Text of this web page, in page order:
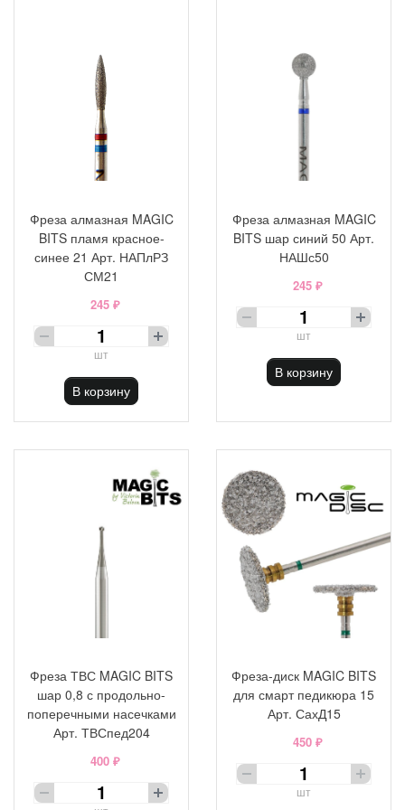
Фреза алмазная MAGIC
BITS пламя красное-
синее 21 Арт. НАПлРЗ
СМ21
245 ₽
шт
В корзину
Фреза алмазная MAGIC
BITS шар синий 50 Арт.
НАШс50
245 ₽
шт
В корзину
Фреза ТВС MAGIC BITS
шар 0,8 с продольно-
поперечными насечками
Арт. ТВСпед204
400 ₽
Фреза-диск MAGIC BITS
для смарт педикюра 15
Арт. СахД15
450 ₽
шт